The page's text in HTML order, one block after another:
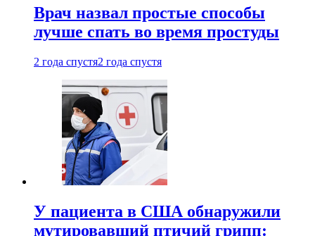
Врач назвал простые способы
лучше спать во время простуды
2 года спустя2 года спустя
У пациента в США обнаружили
мутировавший птичий грипп: